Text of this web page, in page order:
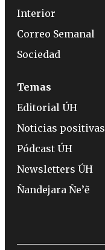
Interior
Correo Semanal
Sociedad
Temas
Editorial ÚH
Noticias positivas
Pódcast ÚH
Newsletters ÚH
Ñandejara Ñe’ẽ